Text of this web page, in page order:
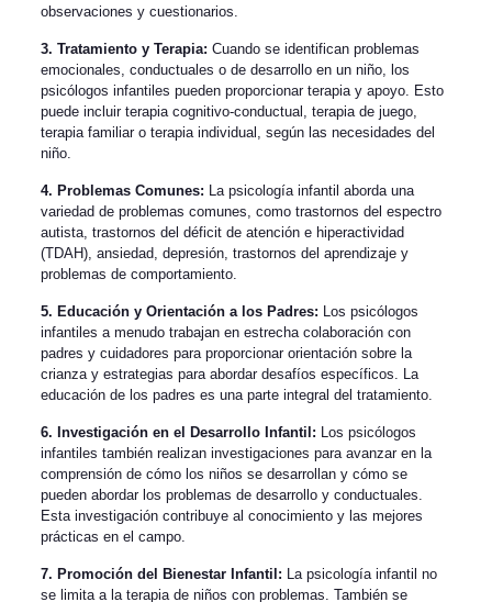
observaciones y cuestionarios.
3. Tratamiento y Terapia: Cuando se identifican problemas
emocionales, conductuales o de desarrollo en un niño, los
psicólogos infantiles pueden proporcionar terapia y apoyo. Esto
puede incluir terapia cognitivo-conductual, terapia de juego,
terapia familiar o terapia individual, según las necesidades del
niño.
4. Problemas Comunes: La psicología infantil aborda una
variedad de problemas comunes, como trastornos del espectro
autista, trastornos del déficit de atención e hiperactividad
(TDAH), ansiedad, depresión, trastornos del aprendizaje y
problemas de comportamiento.
5. Educación y Orientación a los Padres: Los psicólogos
infantiles a menudo trabajan en estrecha colaboración con
padres y cuidadores para proporcionar orientación sobre la
crianza y estrategias para abordar desafíos específicos. La
educación de los padres es una parte integral del tratamiento.
6. Investigación en el Desarrollo Infantil: Los psicólogos
infantiles también realizan investigaciones para avanzar en la
comprensión de cómo los niños se desarrollan y cómo se
pueden abordar los problemas de desarrollo y conductuales.
Esta investigación contribuye al conocimiento y las mejores
prácticas en el campo.
7. Promoción del Bienestar Infantil: La psicología infantil no
se limita a la terapia de niños con problemas. También se